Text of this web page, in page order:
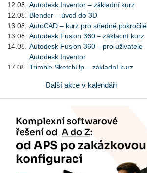
12.08.
Autodesk Inventor – základní kurz
12.08.
Blender – úvod do 3D
13.08.
AutoCAD – kurz pro středně pokročilé
13.08.
Autodesk Fusion 360 – základní kurz
14.08.
Autodesk Fusion 360 – pro uživatele
Autodesk Inventor
17.08.
Trimble SketchUp – základní kurz
Další akce v kalendáři